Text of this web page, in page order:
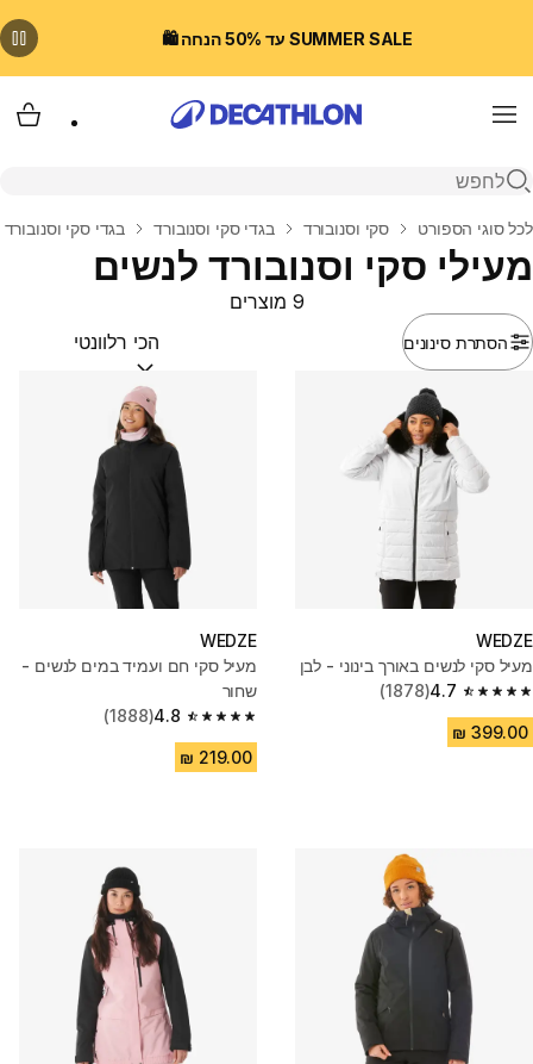
SUMMER SALE עד 50% הנחה 🛍️
Menu
פתיחת חיפוש
בית
לכל סוגי הספורט סקי וסנובורד בגדי סקי וסנובורד בגדי סקי
מעילי סקי וסנובורד לנשים
הסתרת סינונים
9 מוצרים
מיין לפי:(optional)
WEDZE
מעיל סקי לנשים באורך בינוני - לבן
4.7
4.7 out of 5 stars from 1878 reviews
(1878)
WEDZE
מעיל סקי חם ועמיד במים לנשים -
שחור
4.8
4.8 out of 5 stars from 1888 reviews
(1888)